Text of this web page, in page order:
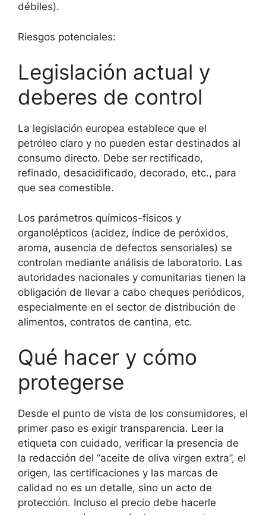
débiles).
Riesgos potenciales:
Legislación actual y
deberes de control
La legislación europea establece que el
petróleo claro y no pueden estar destinados al
consumo directo. Debe ser rectificado,
refinado, desacidificado, decorado, etc., para
que sea comestible.
Los parámetros químicos-físicos y
organolépticos (acidez, índice de peróxidos,
aroma, ausencia de defectos sensoriales) se
controlan mediante análisis de laboratorio. Las
autoridades nacionales y comunitarias tienen la
obligación de llevar a cabo cheques periódicos,
especialmente en el sector de distribución de
alimentos, contratos de cantina, etc.
Qué hacer y cómo
protegerse
Desde el punto de vista de los consumidores, el
primer paso es exigir transparencia. Leer la
etiqueta con cuidado, verificar la presencia de
la redacción del “aceite de oliva virgen extra”, el
origen, las certificaciones y las marcas de
calidad no es un detalle, sino un acto de
protección. Incluso el precio debe hacerle